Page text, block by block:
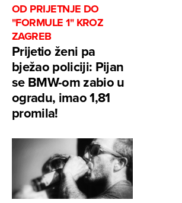
OD PRIJETNJE DO
"FORMULE 1" KROZ
ZAGREB
Prijetio ženi pa
bježao policiji: Pijan
se BMW-om zabio u
ogradu, imao 1,81
promila!